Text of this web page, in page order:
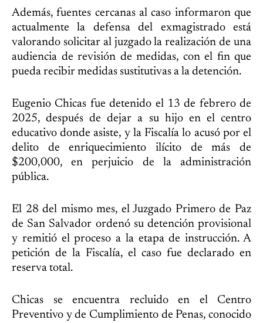
Además, fuentes cercanas al caso informaron que
actualmente la defensa del exmagistrado está
valorando solicitar al juzgado la realización de una
audiencia de revisión de medidas, con el fin que
pueda recibir medidas sustitutivas a la detención.
Eugenio Chicas fue detenido el 13 de febrero de
2025, después de dejar a su hijo en el centro
educativo donde asiste, y la Fiscalía lo acusó por el
delito de enriquecimiento ilícito de más de
$200,000, en perjuicio de la administración
pública.
El 28 del mismo mes, el Juzgado Primero de Paz
de San Salvador ordenó su detención provisional
y remitió el proceso a la etapa de instrucción. A
petición de la Fiscalía, el caso fue declarado en
reserva total.
Chicas se encuentra recluido en el Centro
Preventivo y de Cumplimiento de Penas, conocido